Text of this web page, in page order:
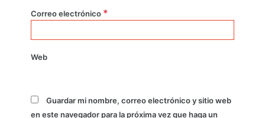
Correo electrónico *
Web
Guardar mi nombre, correo electrónico y sitio web
en este navegador para la próxima vez que haga un